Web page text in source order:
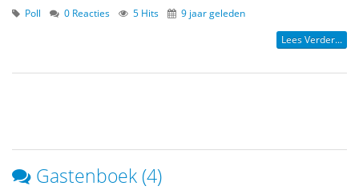
Poll 0 Reacties 5 Hits 9 jaar geleden
Lees Verder...
Gastenboek (4)